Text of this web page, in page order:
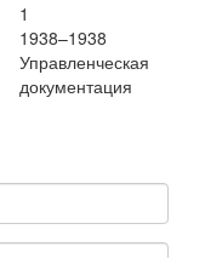
1
1938–1938
Управленческая
документация